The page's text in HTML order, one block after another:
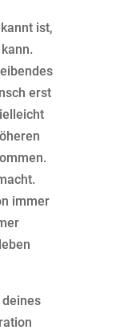
ist,
erst
immer